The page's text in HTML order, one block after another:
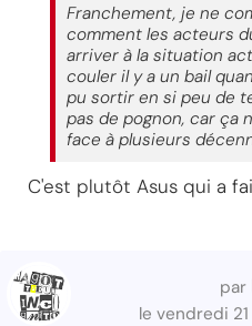
Franchement, je ne
comment les acteurs
arriver à la situation
couler il y a un bail
pu sortir en si peu de
pas de pognon, car ça
face à plusieurs
C'est plutôt Asus qui a
par
le vendredi